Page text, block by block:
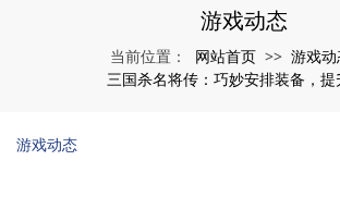
游戏动态
当前位置： 网站首页 >> 游戏
三国杀名将传：巧妙安排装备，提
游戏动态